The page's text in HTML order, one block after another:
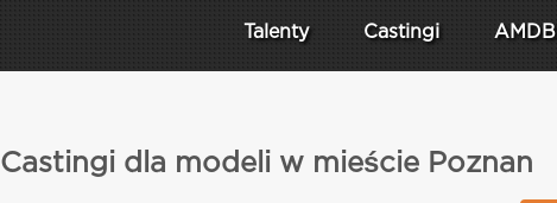
Talenty Castingi AMDB
Castingi dla modeli w mieście Poznan